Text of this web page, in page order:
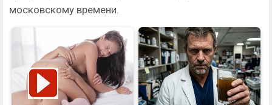
московскому времени.